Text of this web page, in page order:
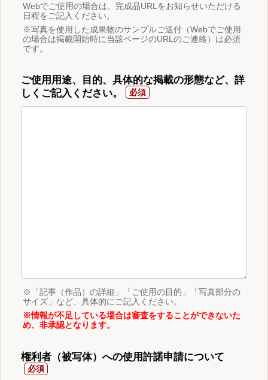
Webでご使用の場合は、完成品URLをお知らせいただける
日程をご記入ください。
※写真を使用した成果物のサンプルご送付（Webでご使用
の場合は掲載開始時に当該ページのURLのご連絡）は必須
です。
ご使用用途、目的、具体的な掲載の形態など、詳
しくご記入ください。
※「記事（作品）の詳細」「ご使用の目的」「写真部分の
サイズ」など、具体的にご記入ください。
※情報が不足している場合は審査をすることができないた
め、非承認となります。
権利者（被写体）への使用許諾申請について